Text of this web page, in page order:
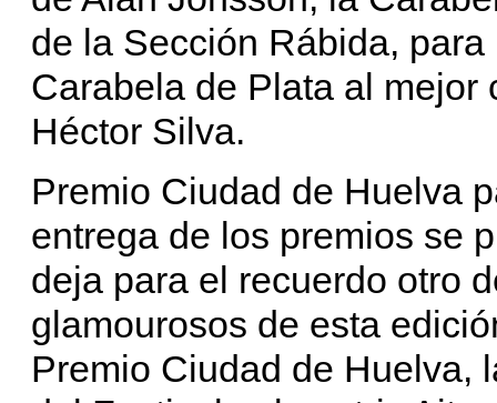
de la Sección Rábida, para
Carabela de Plata al mejor
Héctor Silva.
Premio Ciudad de Huelva
entrega de los premios se
deja para el recuerdo otro
glamourosos de esta
Premio Ciudad de Huelva,